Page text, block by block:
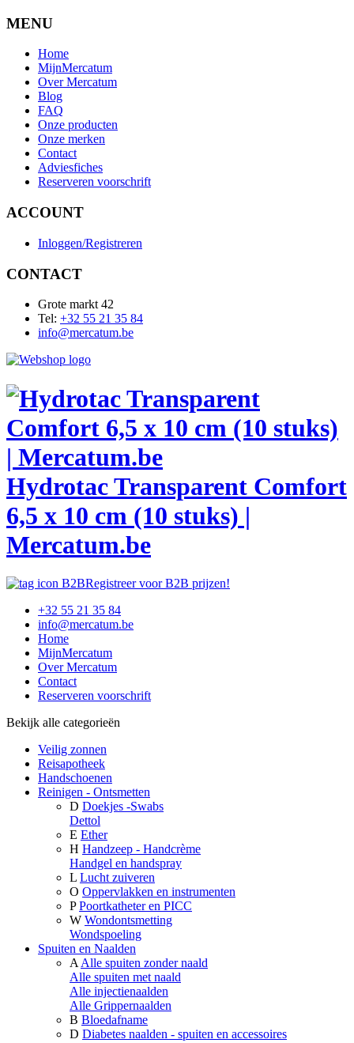
MENU
Home
MijnMercatum
Over Mercatum
Blog
FAQ
Onze producten
Onze merken
Contact
Adviesfiches
Reserveren voorschrift
ACCOUNT
Inloggen/Registreren
CONTACT
Grote markt 42
Tel: +32 55 21 35 84
info@mercatum.be
Hydrotac Transparent Comfort
6,5 x 10 cm (10 stuks) |
Mercatum.be
Registreer voor B2B prijzen!
+32 55 21 35 84
info@mercatum.be
Home
MijnMercatum
Over Mercatum
Contact
Reserveren voorschrift
Bekijk alle categorieën
Veilig zonnen
Reisapotheek
Handschoenen
Reinigen - Ontsmetten
D Doekjes -Swabs
Dettol
E Ether
H Handzeep - Handcrème
Handgel en handspray
L Lucht zuiveren
O Oppervlakken en instrumenten
P Poortkatheter en PICC
W Wondontsmetting
Wondspoeling
Spuiten en Naalden
A Alle spuiten zonder naald
Alle spuiten met naald
Alle injectienaalden
Alle Grippernaalden
B Bloedafname
D Diabetes naalden - spuiten en accessoires